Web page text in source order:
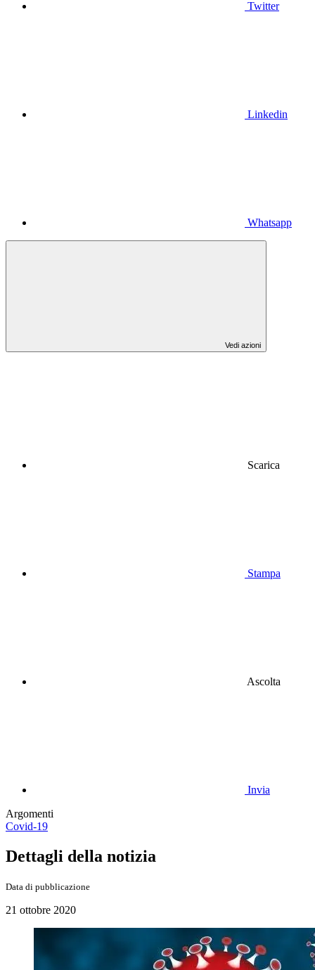
Twitter
Linkedin
Whatsapp
Vedi azioni
Scarica
Stampa
Ascolta
Invia
Argomenti
Covid-19
Dettagli della notizia
Data di pubblicazione
21 ottobre 2020